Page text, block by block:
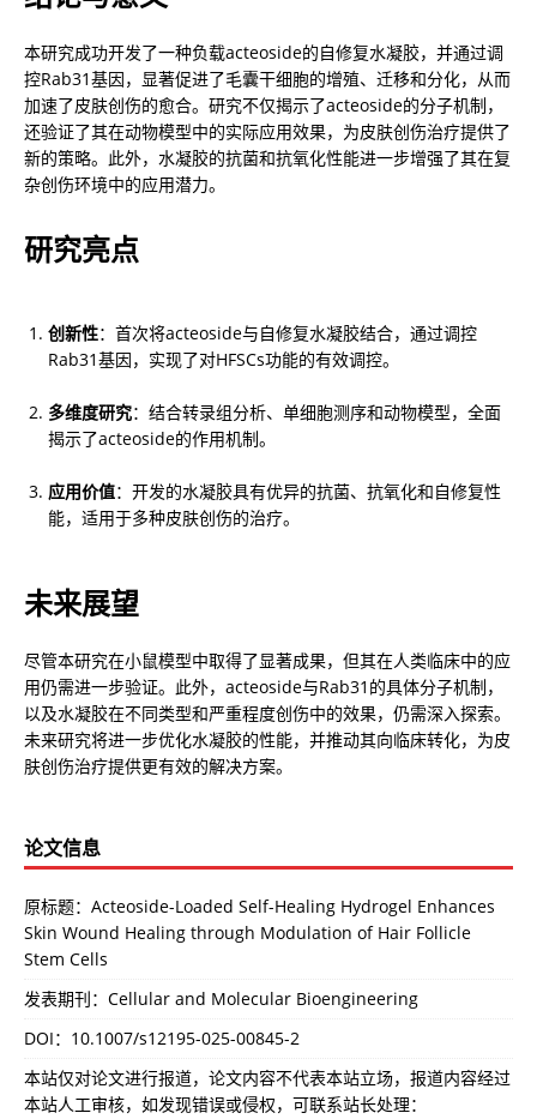
本研究成功开发了一种负载acteoside的自修复水凝胶，并通过调
控Rab31基因，显著促进了毛囊干细胞的增殖、迁移和分化，从而
加速了皮肤创伤的愈合。研究不仅揭示了acteoside的分子机制，
还验证了其在动物模型中的实际应用效果，为皮肤创伤治疗提供了
新的策略。此外，水凝胶的抗菌和抗氧化性能进一步增强了其在复
杂创伤环境中的应用潜力。
研究亮点
创新性：首次将acteoside与自修复水凝胶结合，通过调控
Rab31基因，实现了对HFSCs功能的有效调控。
多维度研究：结合转录组分析、单细胞测序和动物模型，全面
揭示了acteoside的作用机制。
应用价值：开发的水凝胶具有优异的抗菌、抗氧化和自修复性
能，适用于多种皮肤创伤的治疗。
未来展望
尽管本研究在小鼠模型中取得了显著成果，但其在人类临床中的应
用仍需进一步验证。此外，acteoside与Rab31的具体分子机制，
以及水凝胶在不同类型和严重程度创伤中的效果，仍需深入探索。
未来研究将进一步优化水凝胶的性能，并推动其向临床转化，为皮
肤创伤治疗提供更有效的解决方案。
论文信息
原标题：Acteoside-Loaded Self-Healing Hydrogel Enhances
Skin Wound Healing through Modulation of Hair Follicle
Stem Cells
发表期刊：Cellular and Molecular Bioengineering
DOI： 10.1007/s12195-025-00845-2
本站仅对论文进行报道，论文内容不代表本站立场，报道内容经过
本站人工审核，如发现错误或侵权，可联系站长处理：